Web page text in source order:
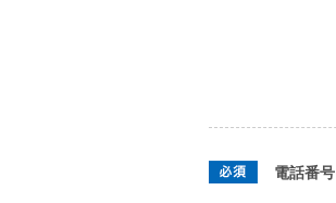
電話番号